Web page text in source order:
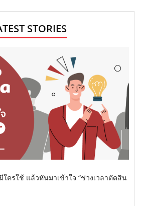
STORIES
ใครใช้ แล้วหันมาเข้าใจ “ช่วงเวลาตัดสิน